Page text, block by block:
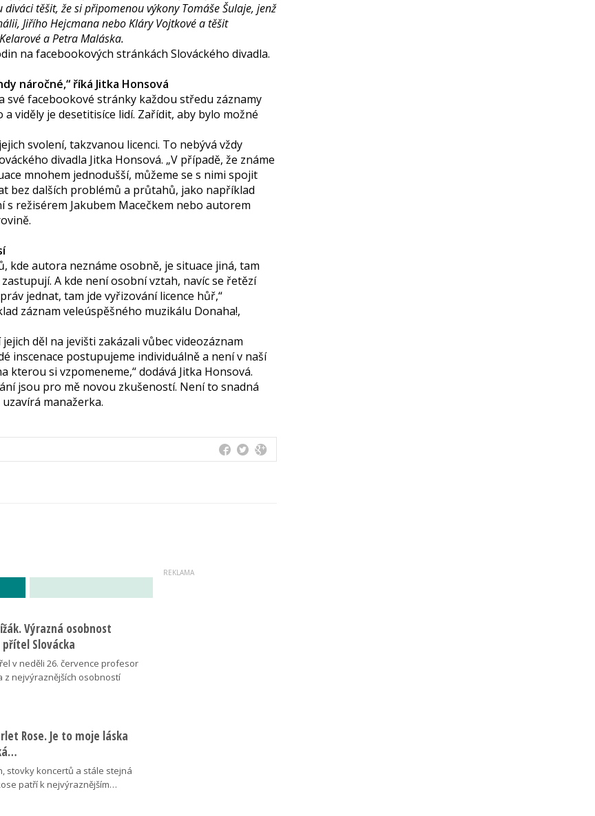
těšit, že si připomenou výkony Tomáše Šulaje, jenž
Jiřího Hejcmana nebo Kláry Vojtkové a těšit
a Petra Maláska.
na facebookových stránkách Slováckého divadla.
náročné,“ říká Jitka Honsová
své facebookové stránky každou středu záznamy
viděly je desetitisíce lidí. Zařídit, aby bylo možné
svolení, takzvanou licenci. To nebývá vždy
divadla Jitka Honsová. „V případě, že známe
mnohem jednodušší, můžeme se s nimi spojit
bez dalších problémů a průtahů, jako například
s režisérem Jakubem Macečkem nebo autorem
kde autora neznáme osobně, je situace jiná, tam
A kde není osobní vztah, navíc se řetězí
jednat, tam jde vyřizování licence hůř,“
záznam veleúspěšného muzikálu Donaha!,
děl na jevišti zakázali vůbec videozáznam
inscenace postupujeme individuálně a není v naší
kterou si vzpomeneme,“ dodává Jitka Honsová.
jsou pro mě novou zkušeností. Není to snadná
manažerka.
Výrazná osobnost
Slovácka
v neděli 26. července profesor
z nejvýraznějších osobností
Rose. Je to moje láska
stovky koncertů a stále stejná
patří k nejvýraznějším…